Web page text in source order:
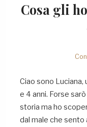
Cosa gli
Ciao sono Luciana,
e 4 anni. Forse
storia ma ho
dal male che